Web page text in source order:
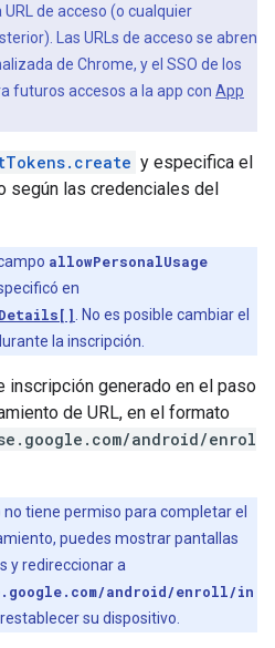
de acceso (o cualquier
Las URLs de acceso se abren
de Chrome, y el SSO de los
futuros accesos a la app con App
y especifica el
según las credenciales del
allowPersonalUsage
en
. No es posible cambiar el
la inscripción.
inscripción generado en el paso
de URL, en el formato
android/enrol
no tiene permiso para completar el
puedes mostrar pantallas
y redireccionar a
android/enroll/in
su dispositivo.